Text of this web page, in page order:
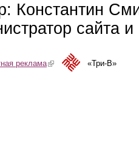
Константин
сайта
реклама(link is external)«Три-В»